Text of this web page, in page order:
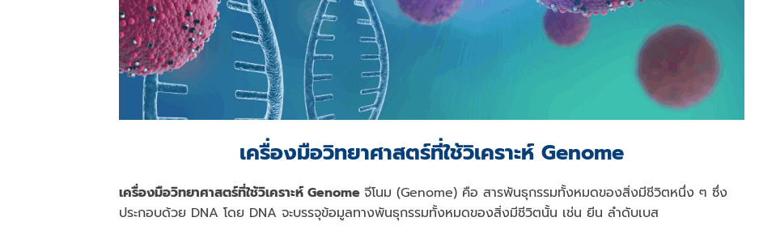
เครื่องมือวิทยาศาสตร์ที่ใช้วิเคราะห์ Genome
เครื่องมือวิทยาศาสตร์ที่ใช้วิเคราะห์ Genome จีโนม (Genome) คือ สารพันธุกรรมทั้งหมดของสิ่งมีชีวิตหนึ่ง ๆ ซึ่ง
ประกอบด้วย DNA โดย DNA จะบรรจุข้อมูลทางพันธุกรรมทั้งหมดของสิ่งมีชีวิตนั้น เช่น ยีน ลําดับเบส